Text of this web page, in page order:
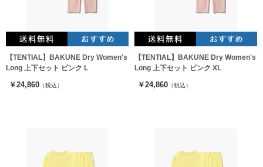
【TENTIAL】BAKUNE Dry Women's
Long 上下セット ピンク L
￥24,860 （税込）
【TENTIAL】BAKUNE Dry Women's
Long 上下セット ピンク XL
￥24,860 （税込）